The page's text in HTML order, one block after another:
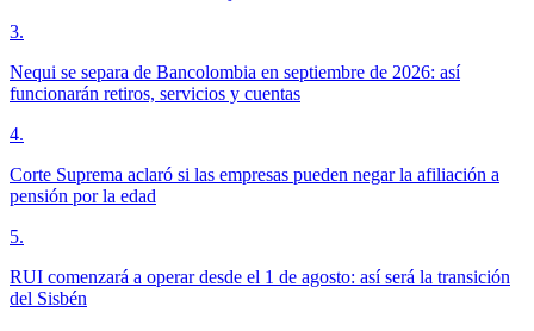
3.
Nequi se separa de Bancolombia en septiembre de 2026: así
funcionarán retiros, servicios y cuentas
4.
Corte Suprema aclaró si las empresas pueden negar la afiliación a
pensión por la edad
5.
RUI comenzará a operar desde el 1 de agosto: así será la transición
del Sisbén